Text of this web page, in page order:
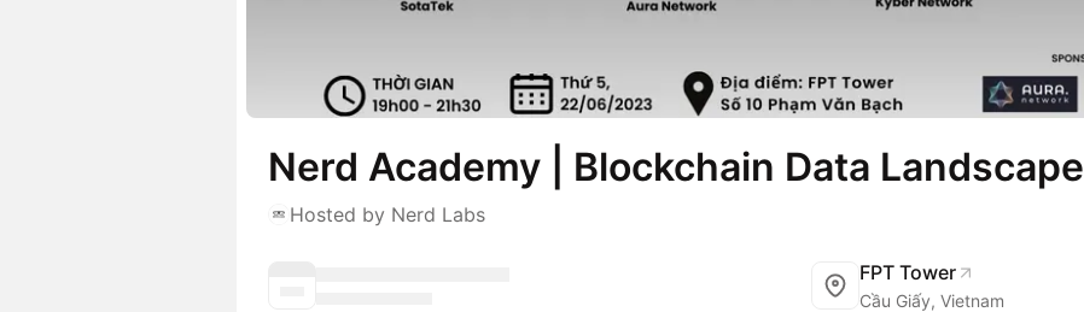
Nerd Academy | Blockchain Data Landscape
Hosted by Nerd Labs
FPT Tower
Cầu Giấy, Vietnam